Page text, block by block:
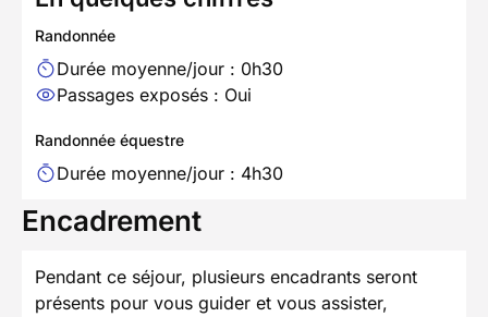
Randonnée
Durée moyenne/jour : 0h30
Passages exposés : Oui
Randonnée équestre
Durée moyenne/jour : 4h30
Encadrement
Pendant ce séjour, plusieurs encadrants seront
présents pour vous guider et vous assister,